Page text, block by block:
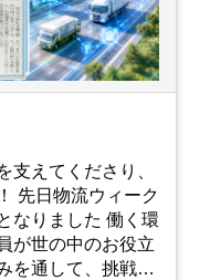
支えてくださり、
ました 働く環
が世の中のお役立
を通して、挑戦を